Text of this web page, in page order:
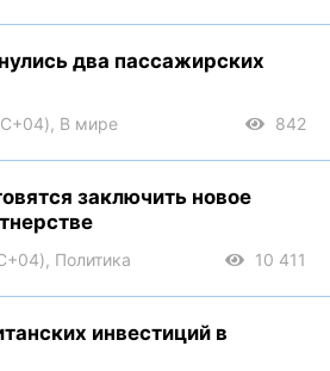
два пассажирских
В мире 842
заключить новое
Политика 10 411
инвестиций в